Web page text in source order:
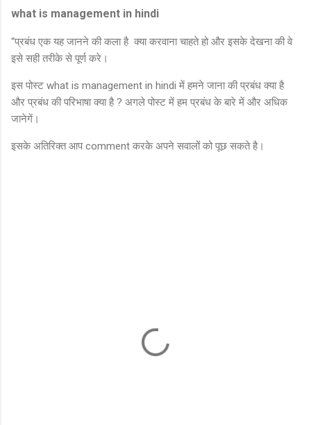
what is management in hindi
“प्रबंध एक यह जानने की कला है क्या करवाना चाहते हो और इसके देखना की वे
इसे सही तरीके से पूर्ण करे।
इस पोस्ट what is management in hindi में हमने जाना की प्रबंध क्या है
और प्रबंध की परिभाषा क्या है ? अगले पोस्ट में हम प्रबंध के बारे में और अधिक
जानेगें।
इसके अतिरिक्त आप comment करके अपने सवालों को पूछ सकते है।